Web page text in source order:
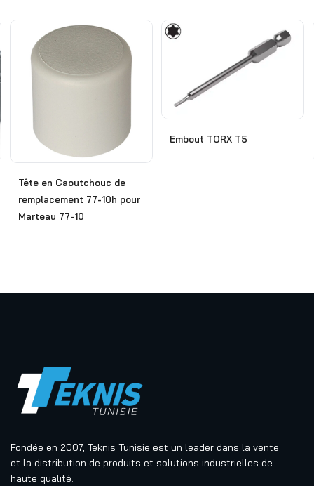
Tête en Caoutchouc de
remplacement 77-10h pour
Marteau 77-10
Embout TORX T5
Fondée en 2007, Teknis Tunisie est un leader dans la vente
et la distribution de produits et solutions industrielles de
haute qualité.